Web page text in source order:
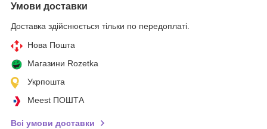
Умови доставки
Доставка здійснюється тільки по передоплаті.
Нова Пошта
Магазини Rozetka
Укрпошта
Meest ПОШТА
Всі умови доставки